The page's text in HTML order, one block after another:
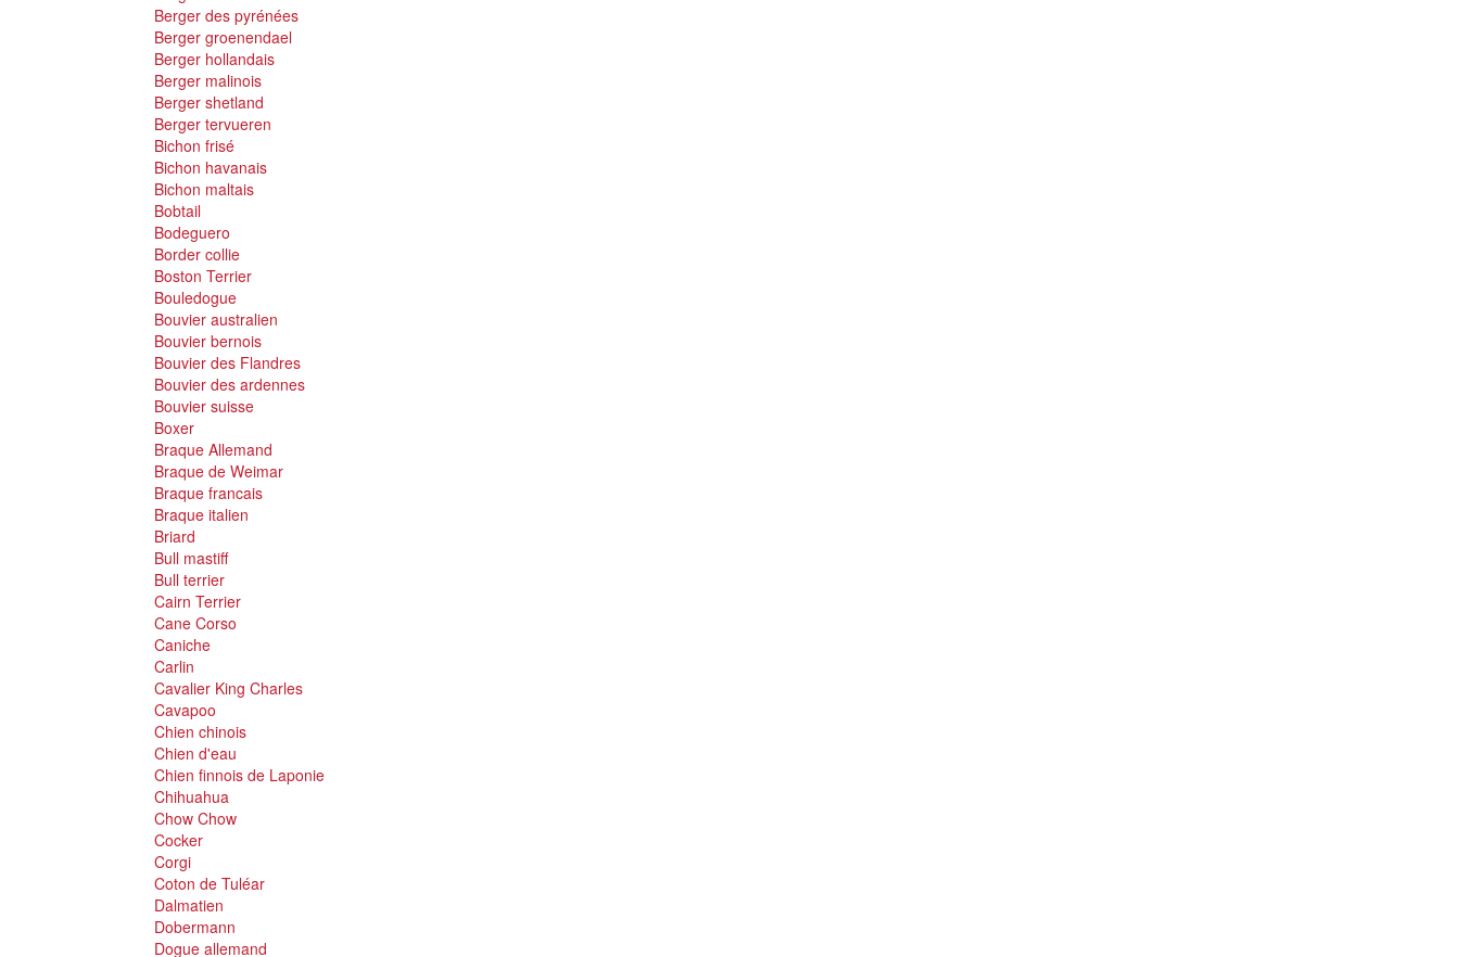
Berger des pyrénées
Berger groenendael
Berger hollandais
Berger malinois
Berger shetland
Berger tervueren
Bichon frisé
Bichon havanais
Bichon maltais
Bobtail
Bodeguero
Border collie
Boston Terrier
Bouledogue
Bouvier australien
Bouvier bernois
Bouvier des Flandres
Bouvier des ardennes
Bouvier suisse
Boxer
Braque Allemand
Braque de Weimar
Braque francais
Braque italien
Briard
Bull mastiff
Bull terrier
Cairn Terrier
Cane Corso
Caniche
Carlin
Cavalier King Charles
Cavapoo
Chien chinois
Chien d'eau
Chien finnois de Laponie
Chihuahua
Chow Chow
Cocker
Corgi
Coton de Tuléar
Dalmatien
Dobermann
Dogue allemand